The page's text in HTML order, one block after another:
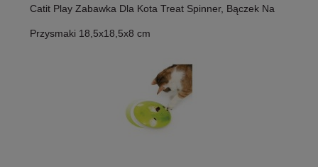
Catit Play Zabawka Dla Kota Treat Spinner, Bączek Na
Przysmaki 18,5x18,5x8 cm